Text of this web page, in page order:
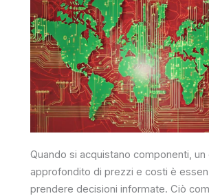
Quando si acquistano componenti,
approfondito di prezzi e costi è
prendere decisioni informate. Ciò